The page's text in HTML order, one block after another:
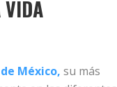
VIDA
México, su más